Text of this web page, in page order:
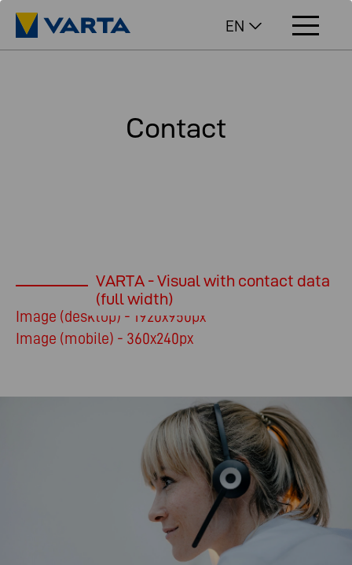
EN
Contact
VARTA - Visual with contact data
(full width)
Image (desktop) - 1920x950px
Image (mobile) - 360x240px